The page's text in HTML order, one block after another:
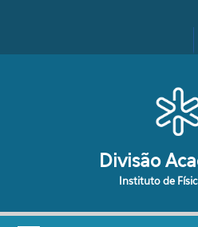
Formulário
Divisão
Instituto de